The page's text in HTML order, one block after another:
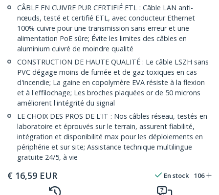
CÂBLE EN CUIVRE PUR CERTIFIÉ ETL : Câble LAN anti-
nœuds, testé et certifié ETL, avec conducteur Ethernet
100% cuivre pour une transmission sans erreur et une
alimentation PoE sûre; Évite les limites des câbles en
aluminium cuivré de moindre qualité
CONSTRUCTION DE HAUTE QUALITÉ : Le câble LSZH sans
PVC dégage moins de fumée et de gaz toxiques en cas
d'incendie; La gaine en copolymère EVA résiste à la flexion
et à l'effilochage; Les broches plaquées or de 50 microns
améliorent l'intégrité du signal
LE CHOIX DES PROS DE L'IT : Nos câbles réseau, testés en
laboratoire et éprouvés sur le terrain, assurent fiabilité,
intégration et disponibilité max pour les déploiements en
périphérie et sur site; Assistance technique multilingue
gratuite 24/5, à vie
€ 16,59 EUR En stock 106